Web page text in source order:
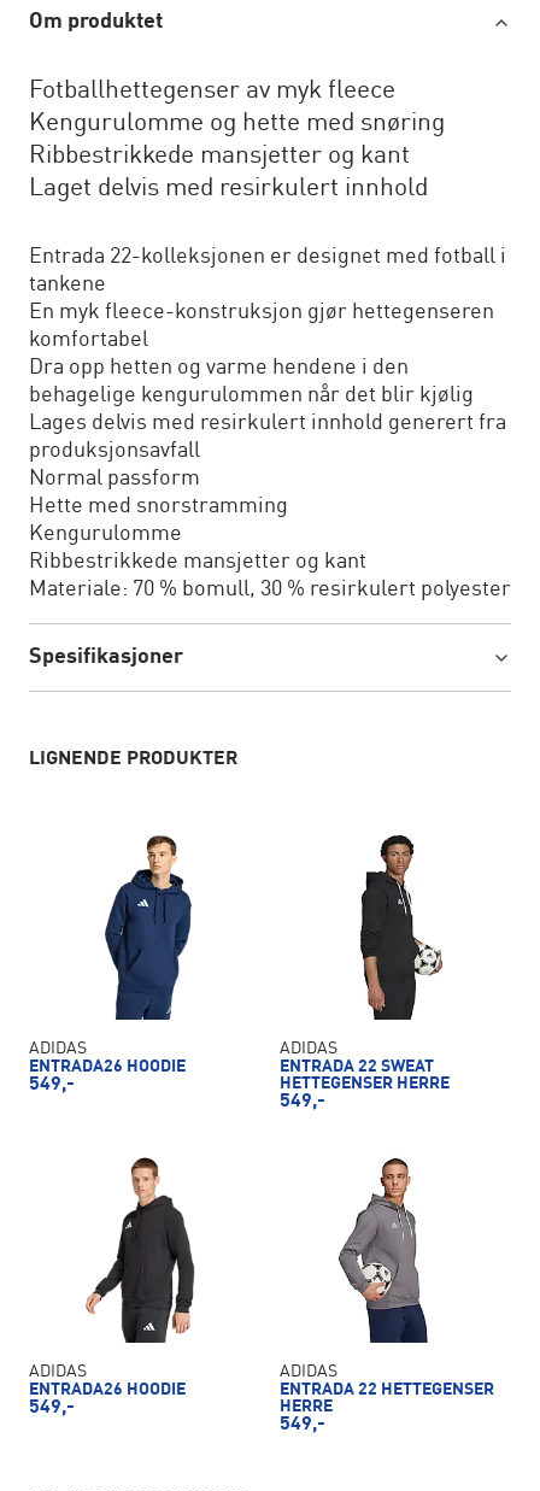
Om produktet
Fotballhettegenser av myk fleece
Kengurulomme og hette med snøring
Ribbestrikkede mansjetter og kant
Laget delvis med resirkulert innhold
Entrada 22-kolleksjonen er designet med fotball i
tankene
En myk fleece-konstruksjon gjør hettegenseren
komfortabel
Dra opp hetten og varme hendene i den
behagelige kengurulommen når det blir kjølig
Lages delvis med resirkulert innhold generert fra
produksjonsavfall
Normal passform
Hette med snorstramming
Kengurulomme
Ribbestrikkede mansjetter og kant
Materiale: 70 % bomull, 30 % resirkulert polyester
Spesifikasjoner
LIGNENDE PRODUKTER
ADIDAS
ENTRADA26 HOODIE
549,-
ADIDAS
ENTRADA 22 SWEAT
HETTEGENSER HERRE
549,-
ADIDAS
ENTRADA26 HOODIE
549,-
ADIDAS
ENTRADA 22 HETTEGENSER
HERRE
549,-